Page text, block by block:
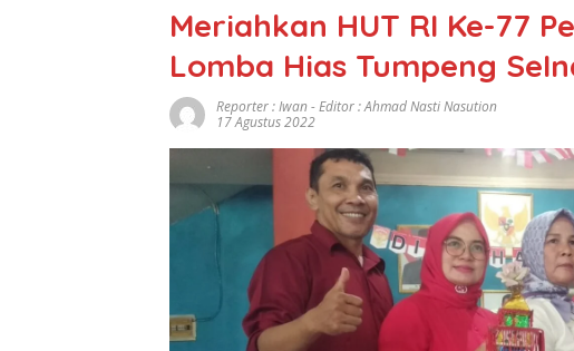
Meriahkan HUT RI Ke-77
Lomba Hias Tumpeng
Reporter : Iwan - Editor : Ahmad Nasti Nasution
17 Agustus 2022